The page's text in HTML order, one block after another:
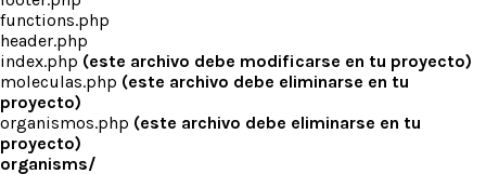
functions.php
header.php
index.php (este archivo debe modificarse en tu proyecto)
moleculas.php (este archivo debe eliminarse en tu
proyecto)
organismos.php (este archivo debe eliminarse en tu
proyecto)
organisms/